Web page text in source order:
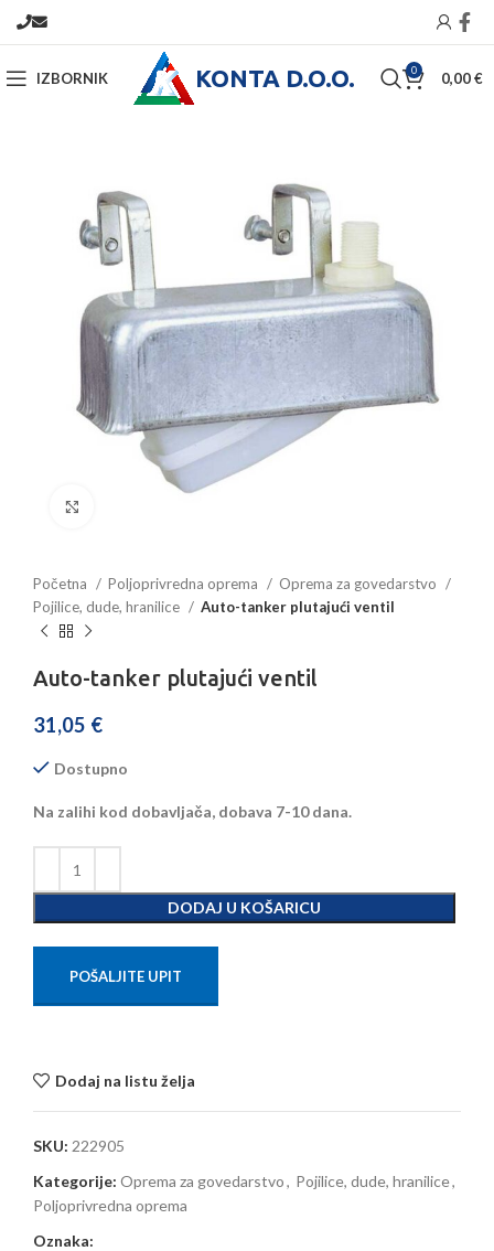
IZBORNIK KONTA D.O.O. 0 0,00€
Početna Poljoprivredna oprema
Oprema za govedarstvo
Pojilice, dude, hranilice
Auto-tanker plutajući ventil
Auto-tanker plutajući ventil
31,05 €
Dostupno
Na zalihi kod dobavljača, dobava 7-10 dana.
DODAJ U KOŠARICU
POŠALJITE UPIT
Dodaj na listu želja
SKU: 222905
Kategorije: Oprema za govedarstvo, Pojilice, dude, hranilice,
Poljoprivredna oprema
Oznaka: